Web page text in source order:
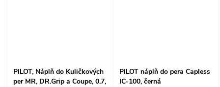
PILOT, Náplň do Kuličkových
per MR, DR.Grip a Coupe, 0.7,
PILOT náplň do pera Capless
IC-100, černá